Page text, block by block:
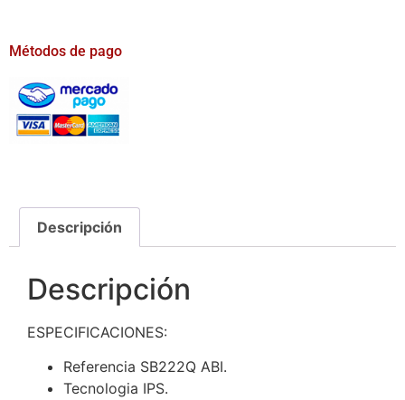
Métodos de pago
Descripción
Descripción
ESPECIFICACIONES:
Referencia SB222Q ABI.
Tecnologia IPS.